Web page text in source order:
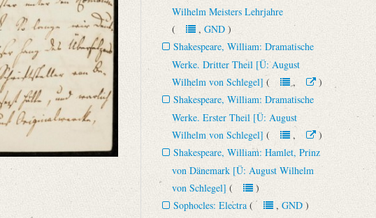
Wilhelm Meisters Lehrjahre
(, GND)
Shakespeare, William: Dramatische
Werke. Dritter Theil [Ü: August
Wilhelm von Schlegel] (,)
Shakespeare, William: Dramatische
Werke. Erster Theil [Ü: August
Wilhelm von Schlegel] (,)
Shakespeare, William: Hamlet, Prinz
von Dänemark [Ü: August Wilhelm
von Schlegel] ()
Sophocles: Electra (, GND)